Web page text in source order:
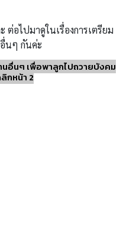
ต่อไปมาดูในเรื่องการเตรียม
นๆ กันค่ะ
นอื่นๆ เพื่อพาลูกไปถวายบังคม
กหน้า 2